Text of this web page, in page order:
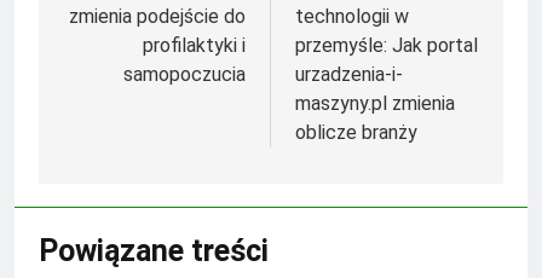
zmienia podejście do
profilaktyki i
samopoczucia
technologii w
przemyśle: Jak portal
urzadzenia-i-
maszyny.pl zmienia
oblicze branży
Powiązane treści